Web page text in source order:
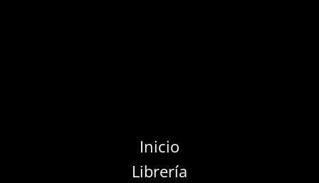
Inicio
Librería